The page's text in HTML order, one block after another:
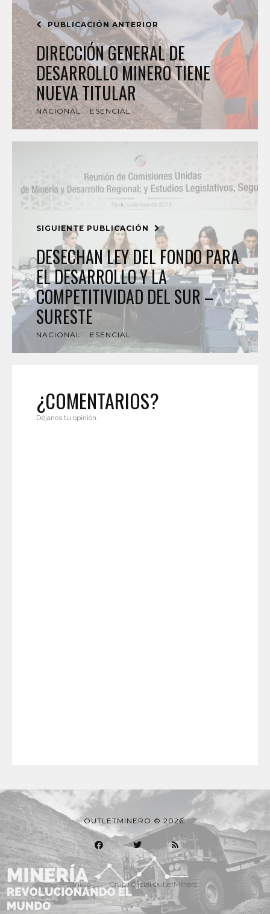
PUBLICACIÓN ANTERIOR
DIRECCIÓN GENERAL DE
DESARROLLO MINERO TIENE
NUEVA TITULAR
NACIONAL ESENCIAL
SIGUIENTE PUBLICACIÓN
DESECHAN LEY DEL FONDO PARA
EL DESARROLLO Y LA
COMPETITIVIDAD DEL SUR –
SURESTE
NACIONAL ESENCIAL
¿COMENTARIOS?
Déjanos tu opinión.
OUTLETMINERO © 2026.
Inicio Grupo Oficial OutletMinero